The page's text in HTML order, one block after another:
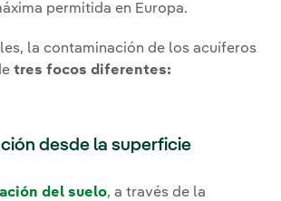
permitida en Europa.
la contaminación de los acuíferos
tres focos diferentes:
desde la superficie
del suelo, a través de la